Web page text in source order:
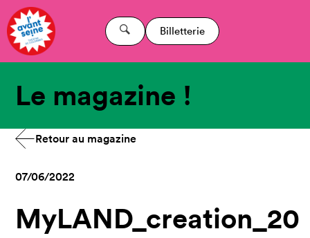
Billetterie
Le magazine !
Retour au magazine
07/06/2022
MyLAND_creation_20